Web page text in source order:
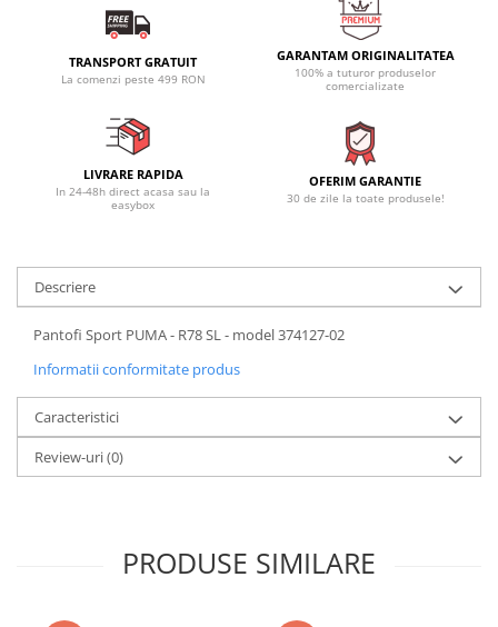
TRANSPORT GRATUIT
La comenzi peste 499 RON
GARANTAM ORIGINALITATEA
100% a tuturor produselor
comercializate
LIVRARE RAPIDA
In 24-48h direct acasa sau la
easybox
OFERIM GARANTIE
30 de zile la toate produsele!
Descriere
Pantofi Sport PUMA - R78 SL - model 374127-02
Informatii conformitate produs
Caracteristici
Review-uri(0)
PRODUSE SIMILARE